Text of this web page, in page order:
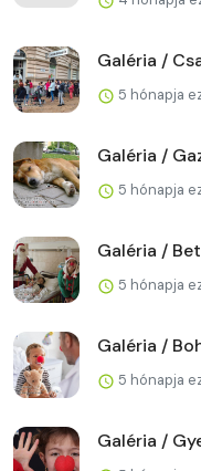
Galéria /
5 hónapja
Galéria /
5 hónapja
Galéria /
5 hónapja
Galéria /
5 hónapja
Galéria /